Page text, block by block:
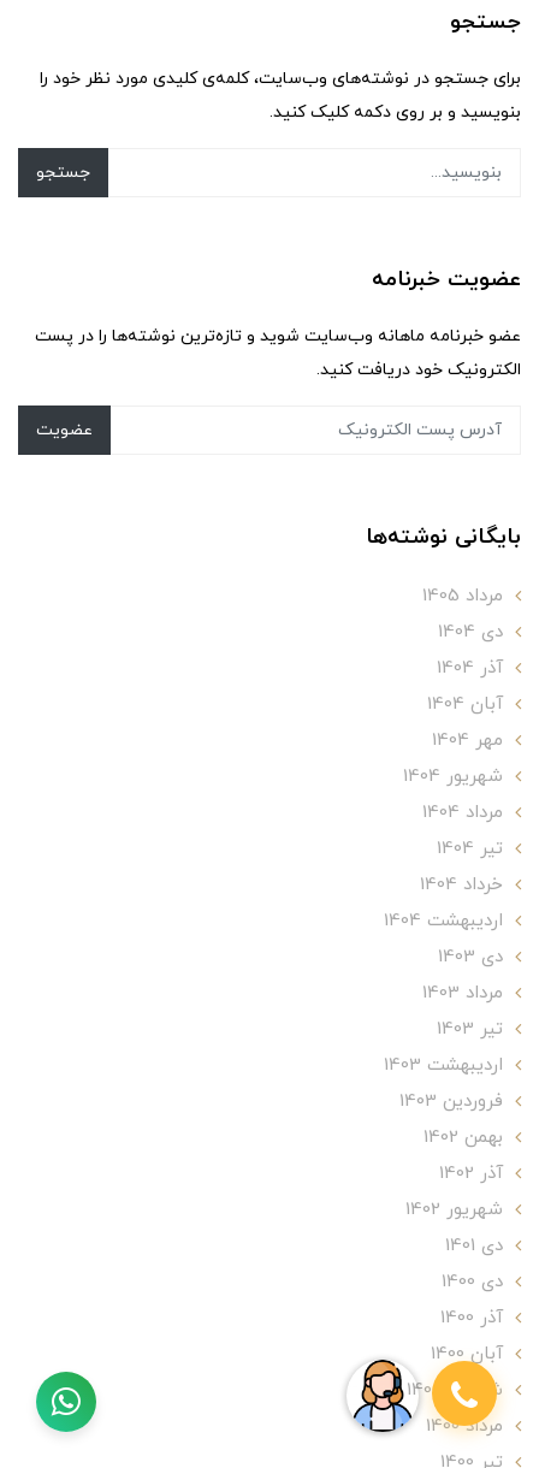
جستجو
برای جستجو در نوشته‌های وب‌سایت، کلمه‌ی کلیدی مورد نظر خود را
بنویسید و بر روی دکمه کلیک کنید.
جستجو
عضویت خبرنامه
عضو خبرنامه ماهانه وب‌سایت شوید و تازه‌ترین نوشته‌ها را در پست
الکترونیک خود دریافت کنید.
عضویت
بایگانی نوشته‌ها
مرداد 1405
دی 1404
آذر 1404
آبان 1404
مهر 1404
شهریور 1404
مرداد 1404
تير 1404
خرداد 1404
ارديبهشت 1404
دی 1403
مرداد 1403
تير 1403
ارديبهشت 1403
فروردین 1403
بهمن 1402
آذر 1402
شهریور 1402
دی 1401
دی 1400
آذر 1400
آبان 1400
شهریور 1400
مرداد 1400
تير 1400